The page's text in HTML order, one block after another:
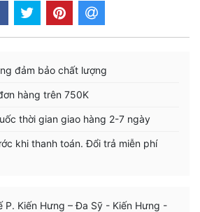
đảm bảo chất lượng
hàng trên 750K
thời gian giao hàng 2-7 ngày
khi thanh toán. Đổi trả miễn phí
P. Kiến Hưng – Đa Sỹ - Kiến Hưng -